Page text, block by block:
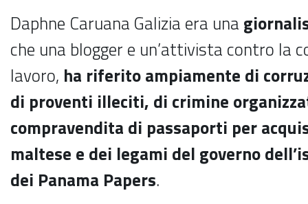
Daphne Caruana Galizia era una
che una blogger e un’attivista contro la
lavoro, ha riferito ampiamente di
di proventi illeciti, di crimine
compravendita di passaporti per
maltese e dei legami del governo
dei Panama Papers.